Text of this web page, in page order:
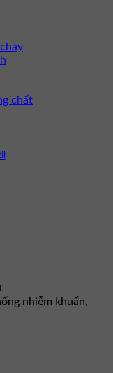
chất
nhiễm khuẩn,